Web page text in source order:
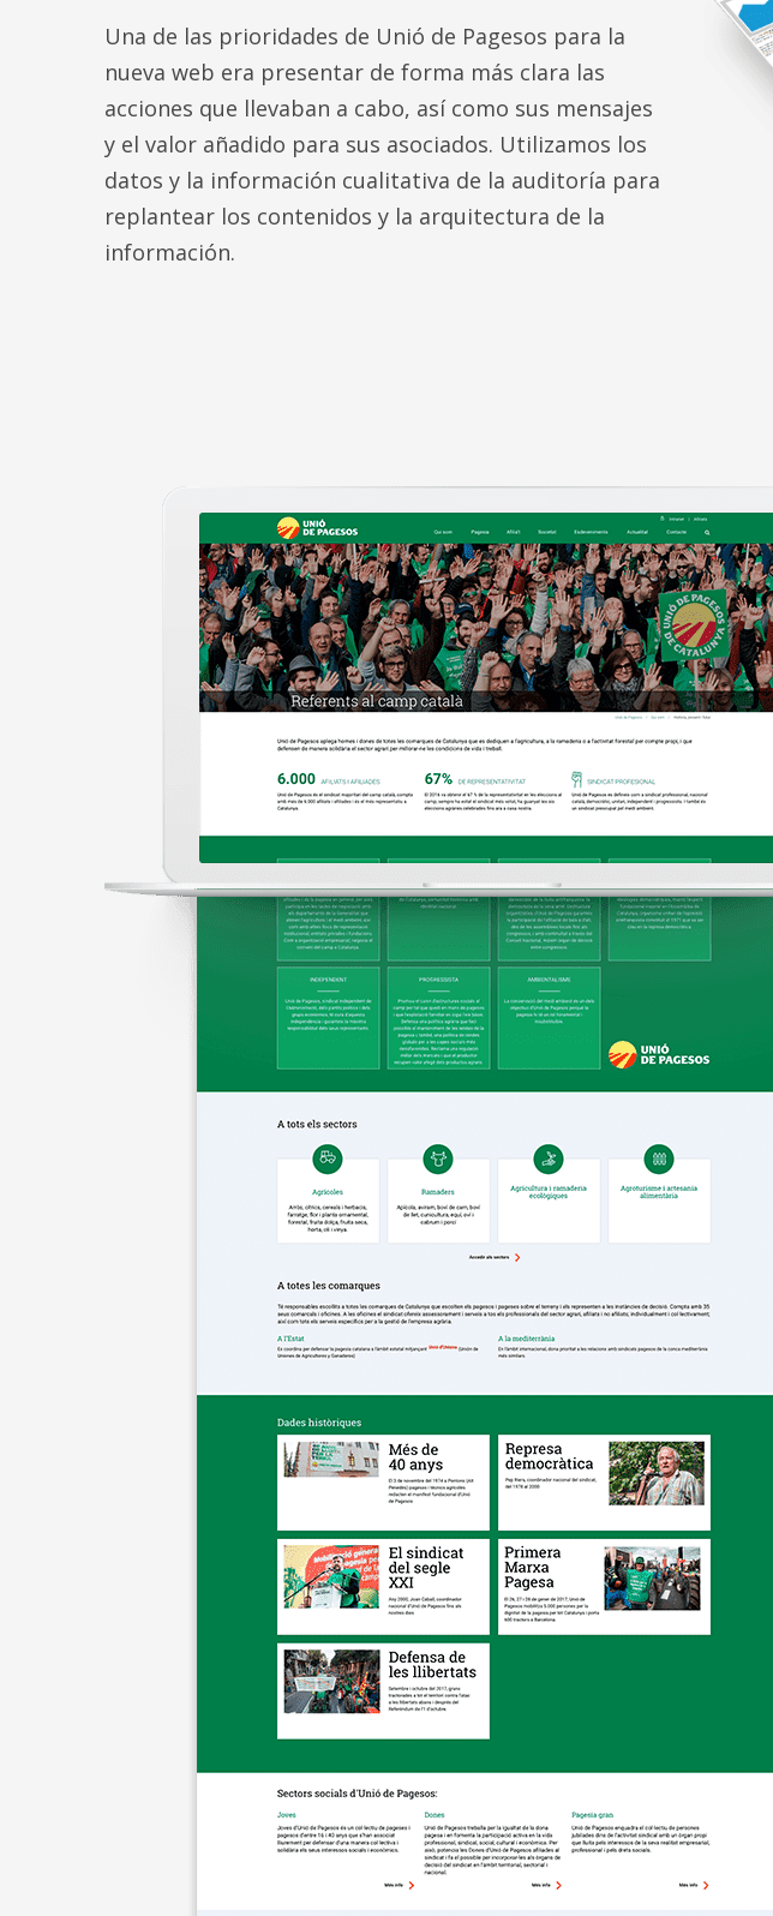
Una de las prioridades de Unió de Pagesos para la
nueva web era presentar de forma más clara las
acciones que llevaban a cabo, así como sus mensajes
y el valor añadido para sus asociados. Utilizamos los
datos y la información cualitativa de la auditoría para
replantear los contenidos y la arquitectura de la
información.